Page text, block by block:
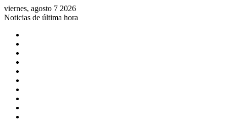
viernes, agosto 7 2026
Noticias de última hora